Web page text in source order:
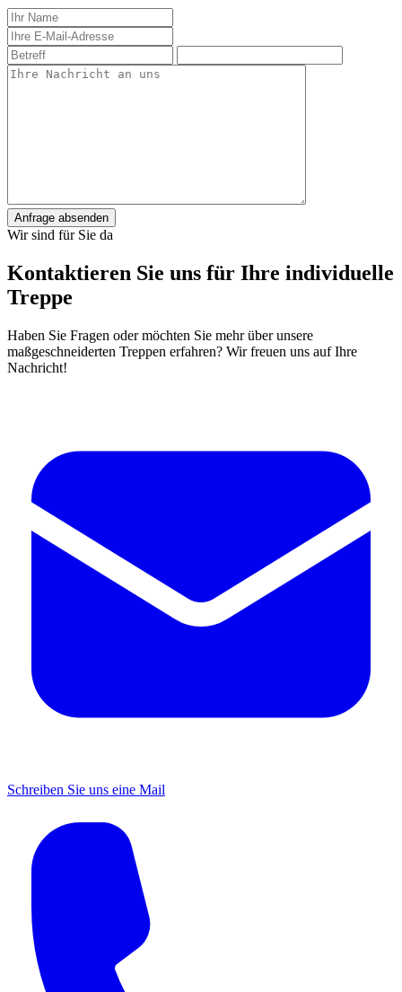
Anfrage absenden
Wir sind für Sie da
Kontaktieren Sie uns für Ihre individuelle
Treppe
Haben Sie Fragen oder möchten Sie mehr über unsere
maßgeschneiderten Treppen erfahren? Wir freuen uns auf Ihre
Nachricht!
Schreiben Sie uns eine Mail